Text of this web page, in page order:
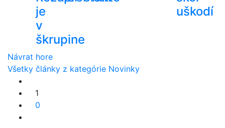
je
v
škrupine
uškodí
Návrat hore
Všetky články z kategórie Novinky
1
0